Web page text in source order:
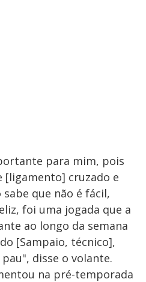
para mim, pois
[ligamento] cruzado e
que não é fácil,
foi uma jogada que a
ao longo da semana
[Sampaio, técnico],
disse o volante.
na pré-temporada